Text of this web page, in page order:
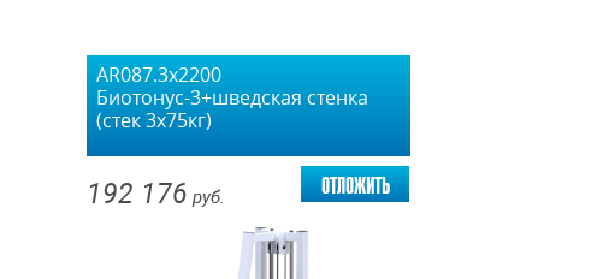
AR087.3х2200
Биотонус-3+шведская стенка
(стек 3х75кг)
192 176 руб. отложить